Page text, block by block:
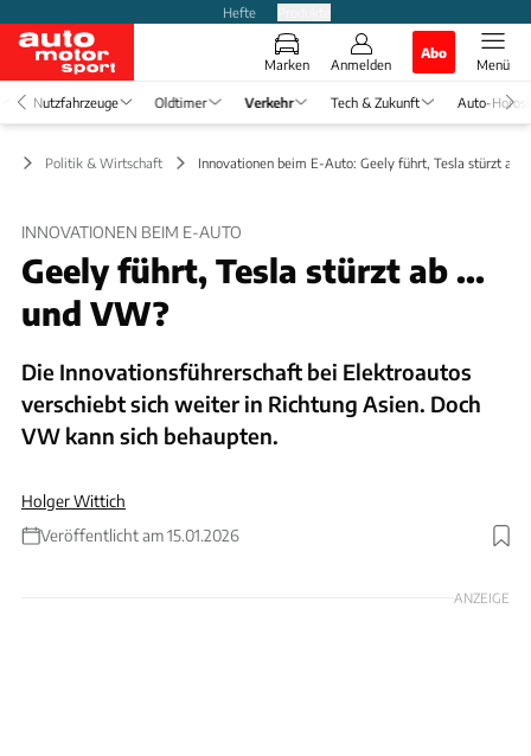
Hefte
Marken Anmelden
Abo
Menü
Nutzfahrzeuge Oldtimer Verkehr Tech & Zukunft Auto-
Politik & Wirtschaft Innovationen beim E-Auto: Geely führt, Tesla stürzt ab
INNOVATIONEN BEIM E-AUTO
Geely führt, Tesla stürzt ab ...
und VW?
Die Innovationsführerschaft bei Elektroautos
verschiebt sich weiter in Richtung Asien. Doch
VW kann sich behaupten.
Holger Wittich
Veröffentlicht am 15.01.2026
Foto: Shutter2U via Getty Images / Hersteller / Collage: Wittich
ANZEIGE